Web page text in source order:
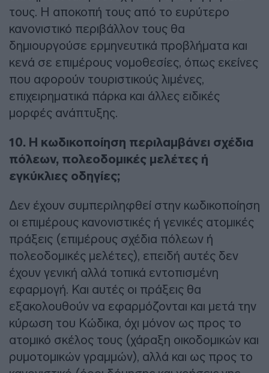
τους. Η αποκοπή τους από το ευρύτερο
κανονιστικό περιβάλλον τους θα
δημιουργούσε ερμηνευτικά προβλήματα και
κενά σε επιμέρους νομοθεσίες, όπως εκείνες
που αφορούν τουριστικούς λιμένες,
επιχειρηματικά πάρκα και άλλες ειδικές
μορφές ανάπτυξης.
10. Η κωδικοποίηση περιλαμβάνει σχέδια
πόλεων, πολεοδομικές μελέτες ή
εγκύκλιες οδηγίες;
Δεν έχουν συμπεριληφθεί στην κωδικοποίηση
οι επιμέρους κανονιστικές ή γενικές ατομικές
πράξεις (επιμέρους σχέδια πόλεων ή
πολεοδομικές μελέτες), επειδή αυτές δεν
έχουν γενική αλλά τοπικά εντοπισμένη
εφαρμογή. Και αυτές οι πράξεις θα
εξακολουθούν να εφαρμόζονται και μετά την
κύρωση του Κώδικα, όχι μόνον ως προς το
ατομικό σκέλος τους (χάραξη οικοδομικών και
ρυμοτομικών γραμμών), αλλά και ως προς το